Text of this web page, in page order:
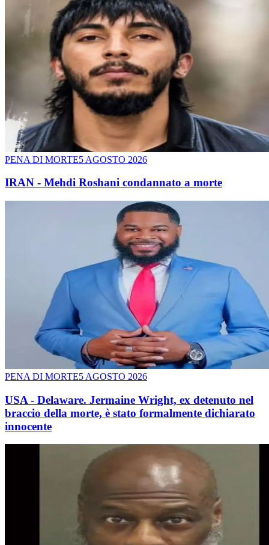
PENA DI MORTE5 AGOSTO 2026
IRAN - Mehdi Roshani condannato a morte
PENA DI MORTE5 AGOSTO 2026
USA - Delaware. Jermaine Wright, ex detenuto nel
braccio della morte, è stato formalmente dichiarato
innocente